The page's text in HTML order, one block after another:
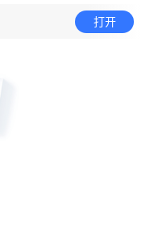
打开